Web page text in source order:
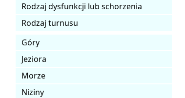
Rodzaj dysfunkcji lub schorzenia
Rodzaj turnusu
Góry
Jeziora
Morze
Niziny